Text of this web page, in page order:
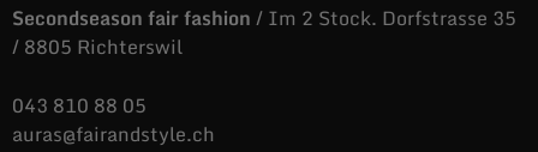
Secondseason fair fashion/ Im 2 Stock. Dorfstrasse 35
/ 8805 Richterswil
043 810 88 05
auras@fairandstyle.ch